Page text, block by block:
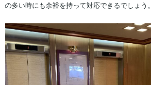
の多い時にも余裕を持って対応できるでしょう。